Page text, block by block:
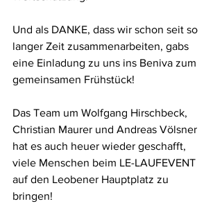
Und als DANKE, dass wir schon seit so
langer Zeit zusammenarbeiten, gabs
eine Einladung zu uns ins Beniva zum
gemeinsamen Frühstück!
Das Team um Wolfgang Hirschbeck,
Christian Maurer und Andreas Völsner
hat es auch heuer wieder geschafft,
viele Menschen beim LE-LAUFEVENT
auf den Leobener Hauptplatz zu
bringen!